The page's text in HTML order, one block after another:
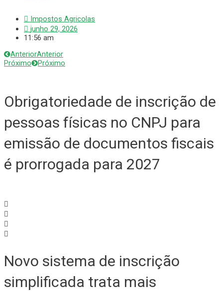
Impostos Agricolas
junho 29, 2026
11:56 am
AnteriorAnterior
Próximo
Próximo
Obrigatoriedade de inscrição de
pessoas físicas no CNPJ para
emissão de documentos fiscais
é prorrogada para 2027
Novo sistema de inscrição
simplificada trata mais